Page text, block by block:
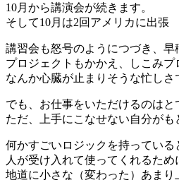
10月から講演会が続きます。
そして10月は2回アメリカに出張
講習会も怒号のようにつづき、早
プロジェクトもかかえ、しこみプ
なんか心臓が止まりそうな忙しさ
でも、お仕事をいただけるのはと
ただ、上手にこなせない自分がも
何かすごいロジックを持っている
人が受け入れて使ってくれるため
地道に小さな（変わった）あまり